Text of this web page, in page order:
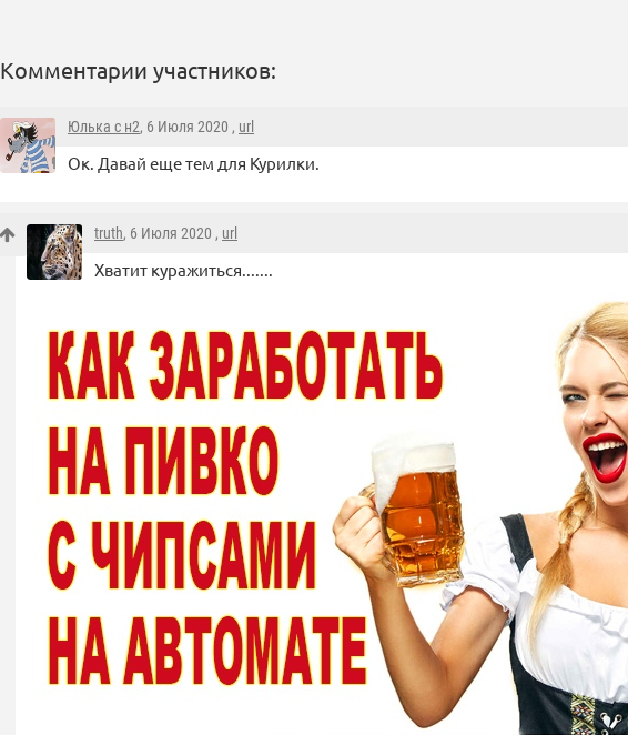
Комментарии участников:
Юлька с н2, 6 Июля 2020 , url
Ок. Давай еще тем для Курилки.
truth, 6 Июля 2020 , url
Хватит куражиться.......